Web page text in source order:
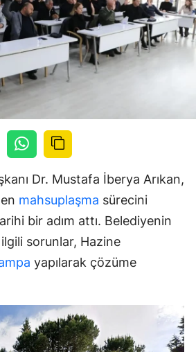
Dr. Mustafa İberya Arıkan,
mahsuplaşma sürecini
bir adım attı. Belediyenin
sorunlar, Hazine
yapılarak çözüme